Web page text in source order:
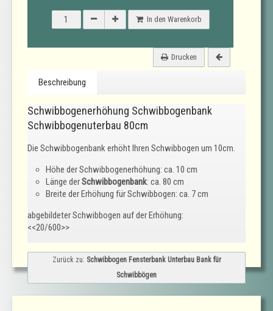
In den Warenkorb
Drucken
Beschreibung
Schwibbogenerhöhung Schwibbogenbank
Schwibbogenuterbau 80cm
Die Schwibbogenbank erhöht Ihren Schwibbogen um 10cm.
Höhe der Schwibbogenerhöhung: ca. 10 cm
Länge derSchwibbogenbank: ca. 80 cm
Breite der Erhöhung für Schwibbogen: ca. 7 cm
abgebildeter Schwibbogen auf der Erhöhung:
<<20/600>>
Zurück zu: Schwibbogen Fensterbank Unterbau Bank für
Schwibbögen